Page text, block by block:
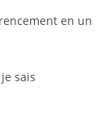
en un
sais